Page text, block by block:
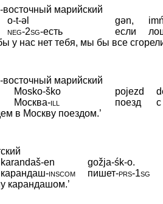
восточный марийский
o-t-əl gən,
neg‑2sg‑есть если
у нас нет тебя, мы бы все
восточный марийский
Mosko-ško pojezd
Москва‑ill поезд
с
в Москву поездом.’
karandaš-en
gožja-śk-o.
карандаш‑inscom пишет‑prs‑1sg
карандашом.’